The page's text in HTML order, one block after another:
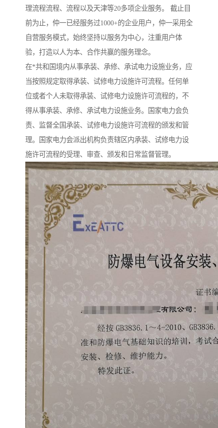
理流程流程、流程以及天津等20多项企业服务。 截止目
前为止，仲一已经服务过1000+的企业用户，仲一采用全
自营服务模式，始终坚持以服务为中心，注重用户体
验，打造以人为本、合作共赢的服务理念。
在*共和国境内从事承装、承修、承试电力设施业务，应
当按照规定取得承装、试修电力设施许可流程。任何单
位或者个人未取得承装、试修电力设施许可流程的，不
得从事承装、承修、承试电力设施业务。国家电力会负
责、监督全国承装、试修电力设施许可流程的颁发和管
理。国家电力会派出机构负责辖区内承装、试修电力设
施许可流程的受理、审查、颁发和日常监督管理。